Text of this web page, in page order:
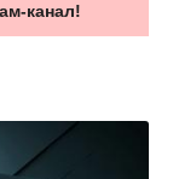
канал!